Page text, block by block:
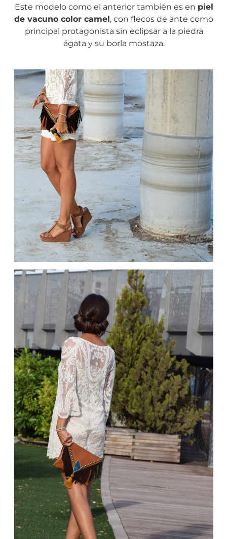
Este modelo como el anterior también es en piel
de vacuno color camel, con flecos de ante como
principal protagonista sin eclipsar a la piedra
ágata y su borla mostaza.